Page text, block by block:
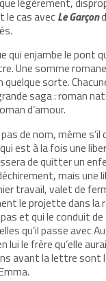
le cas avecLe Garçon
qui enjambe le pont
Une somme
quelque sorte.
saga : roman
d’amour.
pas de nom, même
est à la fois une
de quitter un
mais
travail, valet de
le projette dans la
et qui le conduit
qu’il passe avec
lui le frère qu’elle
avant la lettre sont